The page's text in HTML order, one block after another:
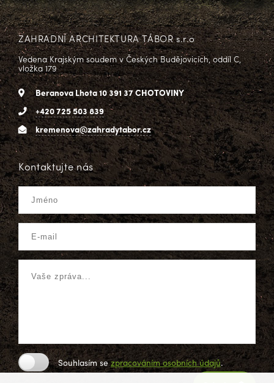
ZAHRADNÍ ARCHITEKTURA TÁBOR s.r.o
Vedena Krajským soudem v Českých Budějovicích, oddíl C,
vložka 179
Beranova Lhota 10 391 37 CHOTOVINY
+420 725 503 839
kremenova@zahradytabor.cz
Kontaktujte nás
Souhlasím sezpracováním osobních údajů.